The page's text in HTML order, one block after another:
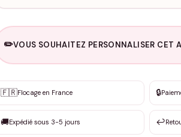
✏️VOUS SOUHAITEZ PERSONNALISER CET
✨ Personnalisation sur mesure
DEVIS GRATUIT · Personnalisation de 3 à 10€
Que souhaitez-vous ?
🇫🇷Flocage en France 🔒
🚚Expédié sous 3-5 jours ↩️